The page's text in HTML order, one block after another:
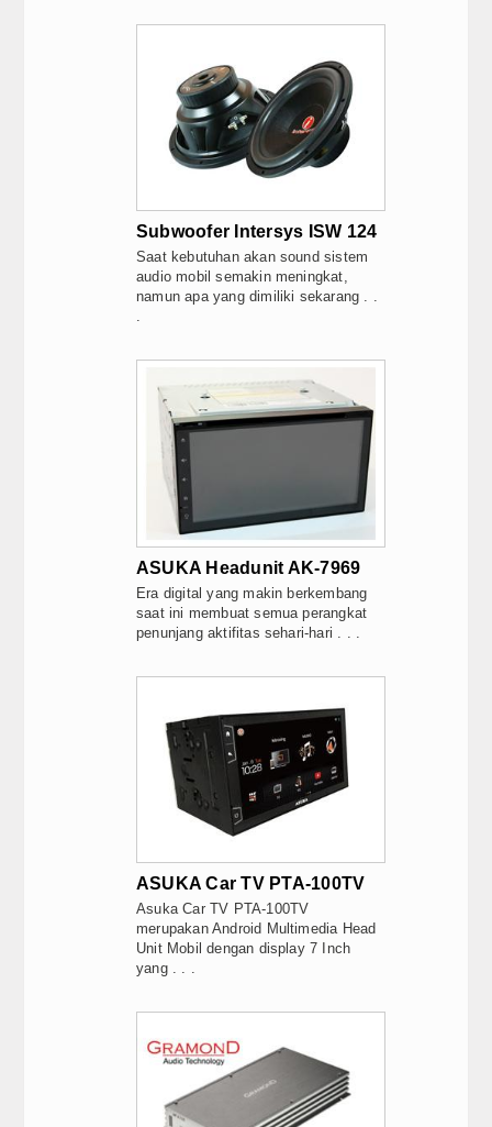
Subwoofer Intersys ISW 124
Saat kebutuhan akan sound sistem
audio mobil semakin meningkat,
namun apa yang dimiliki sekarang . .
.
ASUKA Headunit AK-7969
Era digital yang makin berkembang
saat ini membuat semua perangkat
penunjang aktifitas sehari-hari . . .
ASUKA Car TV PTA-100TV
Asuka Car TV PTA-100TV
merupakan Android Multimedia Head
Unit Mobil dengan display 7 Inch
yang . . .